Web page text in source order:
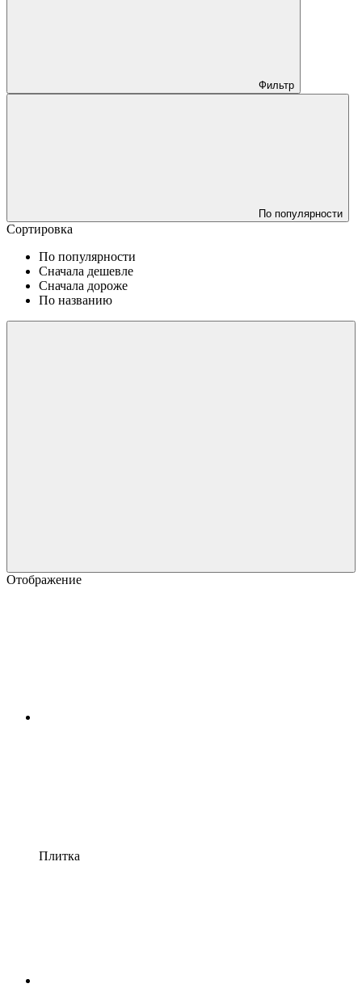
Фильтр
По популярности
Сортировка
По популярности
Сначала дешевле
Сначала дороже
По названию
Отображение
Плитка